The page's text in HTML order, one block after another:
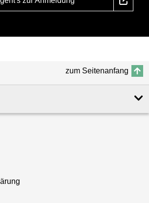
zum Seitenanfang